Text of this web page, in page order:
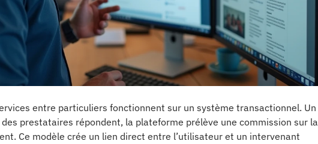
entre particuliers fonctionnent sur un système transactionnel. Un
prestataires répondent, la plateforme prélève une commission sur la
Ce modèle crée un lien direct entre l’utilisateur et un intervenant